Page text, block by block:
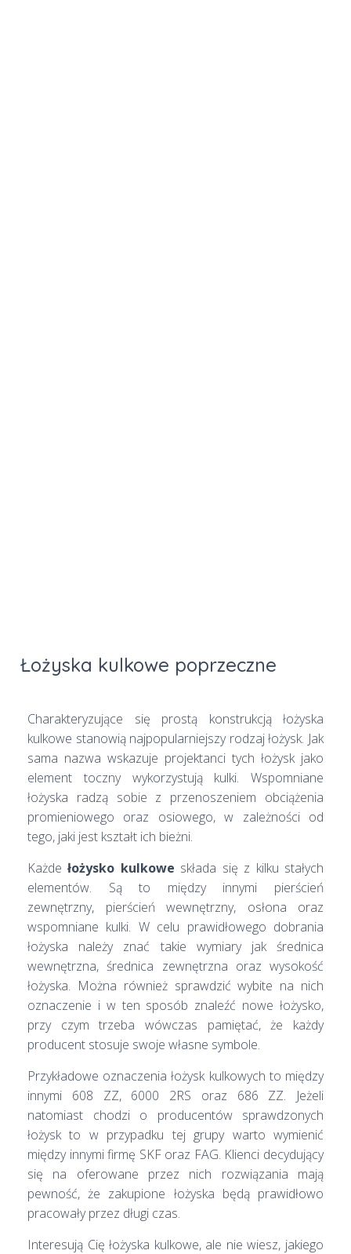
Łożyska kulkowe poprzeczne
Charakteryzujące się prostą konstrukcją łożyska
kulkowe stanowią najpopularniejszy rodzaj łożysk. Jak
sama nazwa wskazuje projektanci tych łożysk jako
element toczny wykorzystują kulki. Wspomniane
łożyska radzą sobie z przenoszeniem obciążenia
promieniowego oraz osiowego, w zależności od
tego, jaki jest kształt ich bieżni.
Każdełożysko kulkowe składa się z kilku stałych
elementów. Są to między innymi pierścień
zewnętrzny, pierścień wewnętrzny, osłona oraz
wspomniane kulki. W celu prawidłowego dobrania
łożyska należy znać takie wymiary jak średnica
wewnętrzna, średnica zewnętrzna oraz wysokość
łożyska. Można również sprawdzić wybite na nich
oznaczenie i w ten sposób znaleźć nowe łożysko,
przy czym trzeba wówczas pamiętać, że każdy
producent stosuje swoje własne symbole.
Przykładowe oznaczenia łożysk kulkowych to między
innymi 608 ZZ, 6000 2RS oraz 686 ZZ. Jeżeli
natomiast chodzi o producentów sprawdzonych
łożysk to w przypadku tej grupy warto wymienić
między innymi firmę SKF oraz FAG. Klienci decydujący
się na oferowane przez nich rozwiązania mają
pewność, że zakupione łożyska będą prawidłowo
pracowały przez długi czas.
Interesują Cię łożyska kulkowe, ale nie wiesz, jakiego